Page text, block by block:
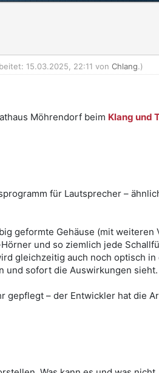
15.03.2025, 22:11 von Chlang.)
Möhrendorf beim Klang und
für Lautsprecher –
geformte Gehäuse (mit
und so ziemlich jede
gleichzeitig auch noch optisch
sofort die Auswirkungen
gepflegt – der Entwickler hat die